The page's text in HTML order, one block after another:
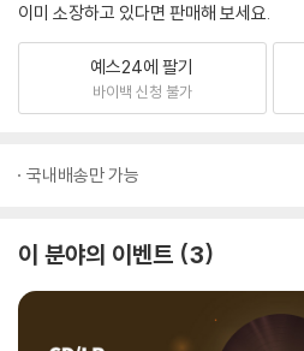
이미 소장하고 있다면 판매해 보세요.
예스24에 팔기
바이백 신청 불가
국내배송만 가능
이 분야의 이벤트 3